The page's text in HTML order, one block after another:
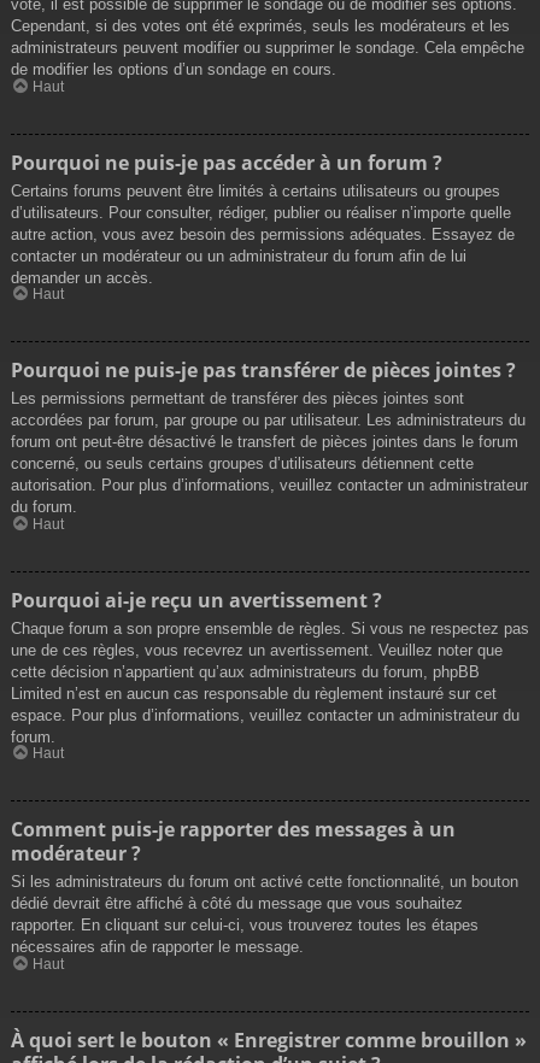
voté, il est possible de supprimer le sondage ou de modifier ses options.
Cependant, si des votes ont été exprimés, seuls les modérateurs et les
administrateurs peuvent modifier ou supprimer le sondage. Cela empêche
de modifier les options d’un sondage en cours.
Haut
Pourquoi ne puis-je pas accéder à un forum ?
Certains forums peuvent être limités à certains utilisateurs ou groupes
d’utilisateurs. Pour consulter, rédiger, publier ou réaliser n’importe quelle
autre action, vous avez besoin des permissions adéquates. Essayez de
contacter un modérateur ou un administrateur du forum afin de lui
demander un accès.
Haut
Pourquoi ne puis-je pas transférer de pièces jointes ?
Les permissions permettant de transférer des pièces jointes sont
accordées par forum, par groupe ou par utilisateur. Les administrateurs du
forum ont peut-être désactivé le transfert de pièces jointes dans le forum
concerné, ou seuls certains groupes d’utilisateurs détiennent cette
autorisation. Pour plus d’informations, veuillez contacter un administrateur
du forum.
Haut
Pourquoi ai-je reçu un avertissement ?
Chaque forum a son propre ensemble de règles. Si vous ne respectez pas
une de ces règles, vous recevrez un avertissement. Veuillez noter que
cette décision n’appartient qu’aux administrateurs du forum, phpBB
Limited n’est en aucun cas responsable du règlement instauré sur cet
espace. Pour plus d’informations, veuillez contacter un administrateur du
forum.
Haut
Comment puis-je rapporter des messages à un
modérateur ?
Si les administrateurs du forum ont activé cette fonctionnalité, un bouton
dédié devrait être affiché à côté du message que vous souhaitez
rapporter. En cliquant sur celui-ci, vous trouverez toutes les étapes
nécessaires afin de rapporter le message.
Haut
À quoi sert le bouton « Enregistrer comme brouillon »